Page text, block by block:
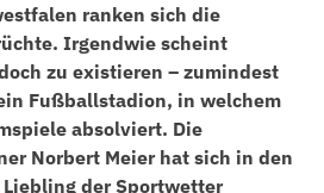
ranken sich die
Irgendwie scheint
zu existieren – zumindest
Fußballstadion, in welchem
absolviert. Die
Norbert Meier hat sich in den
der Sportwetter